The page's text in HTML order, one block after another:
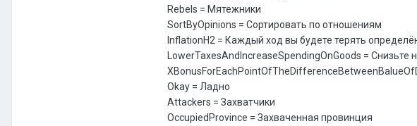
Rebels = Мятежники
SortByOpinions = Сортировать по отношениям
InflationH2 = Каждый ход вы будете терять
LowerTaxesAndIncreaseSpendingOnGoods =
Okay = Ладно
Attackers = Захватчики
OccupiedProvince = Захваченная провинция